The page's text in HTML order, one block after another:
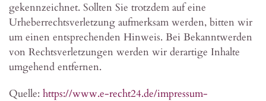
gekennzeichnet. Sollten Sie trotzdem auf eine
Urheberrechtsverletzung aufmerksam werden, bitten wir
um einen entsprechenden Hinweis. Bei Bekanntwerden
von Rechtsverletzungen werden wir derartige Inhalte
umgehend entfernen.
Quelle: https://www.e-recht24.de/impressum-